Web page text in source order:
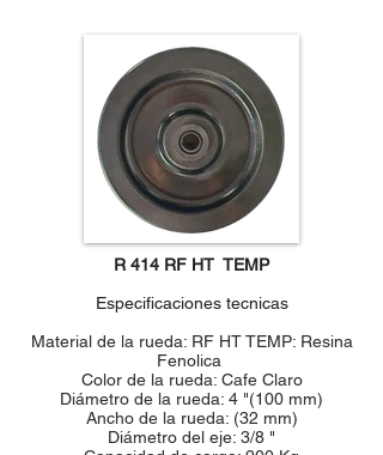
R 414 RF HT TEMP
Especificaciones tecnicas
Material de la rueda: RF HT TEMP: Resina
Fenolica
Color de la rueda: Cafe Claro
Diámetro de la rueda: 4 "(100 mm)
Ancho de la rueda: (32 mm)
Diámetro del eje: 3/8 "